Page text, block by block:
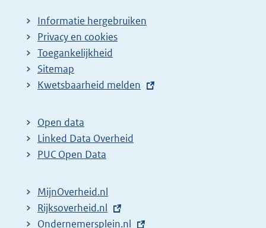
Informatie hergebruiken
Privacy en cookies
Toegankelijkheid
Sitemap
E
t
e
r
l
i
Kwetsbaarheid melden
Open data
Linked Data Overheid
PUC Open Data
MijnOverheid.nl
E
x
Rijksoverheid.nl
e
E
Ondernemersplein.nl